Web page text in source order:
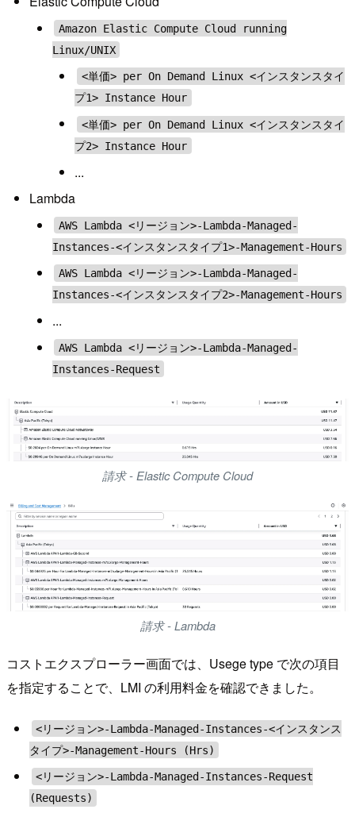
Amazon Elastic Compute Cloud running
Linux/UNIX
<単価> per On Demand Linux <インスタンスタイ
プ1> Instance Hour
<単価> per On Demand Linux <インスタンスタイ
プ2> Instance Hour
...
Lambda
AWS Lambda <リージョン>-Lambda-Managed-
Instances-<インスタンスタイプ1>-Management-Hours
AWS Lambda <リージョン>-Lambda-Managed-
Instances-<インスタンスタイプ2>-Management-Hours
...
AWS Lambda <リージョン>-Lambda-Managed-
Instances-Request
請求 - Elastic Compute Cloud
請求 - Lambda
コストエクスプローラー画面では、Usege type で次の項目
を指定することで、LMI の利用料金を確認できました。
<リージョン>-Lambda-Managed-Instances-<インスタンス
タイプ>-Management-Hours (Hrs)
<リージョン>-Lambda-Managed-Instances-Request
(Requests)